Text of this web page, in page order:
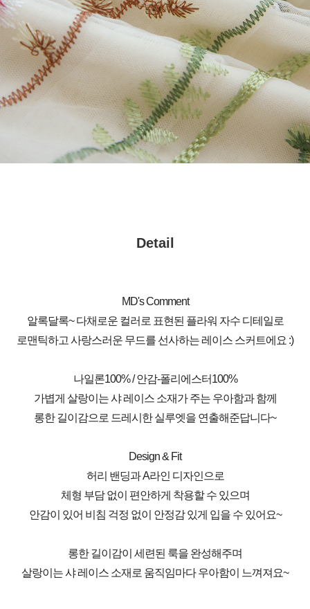
Detail
MD's Comment
알록달록~ 다채로운 컬러로 표현된 플라워 자수 디테일로
로맨틱하고 사랑스러운 무드를 선사하는 레이스 스커트에요 :)
나일론100% / 안감-폴리에스터100%
가볍게 살랑이는 샤 레이스 소재가 주는 우아함과 함께
롱한 길이감으로 드레시한 실루엣을 연출해준답니다~
Design & Fit
허리 밴딩과 A라인 디자인으로
체형 부담 없이 편안하게 착용할 수 있으며
안감이 있어 비침 걱정 없이 안정감 있게 입을 수 있어요~
롱한 길이감이 세련된 룩을 완성해주며
살랑이는 샤 레이스 소재로 움직임마다 우아함이 느껴져요~